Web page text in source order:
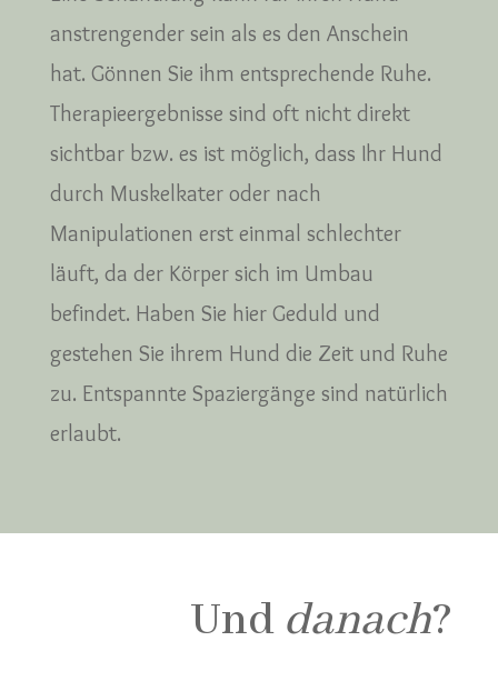
anstrengender sein als es den Anschein
hat. Gönnen Sie ihm entsprechende Ruhe.
Therapieergebnisse sind oft nicht direkt
sichtbar bzw. es ist möglich, dass Ihr Hund
durch Muskelkater oder nach
Manipulationen erst einmal schlechter
läuft, da der Körper sich im Umbau
befindet. Haben Sie hier Geduld und
gestehen Sie ihrem Hund die Zeit und Ruhe
zu. Entspannte Spaziergänge sind natürlich
erlaubt.
Und danach?